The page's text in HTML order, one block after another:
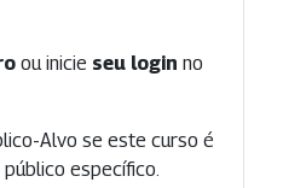
ou inicie seu login no
Alvo se este curso é
específico.